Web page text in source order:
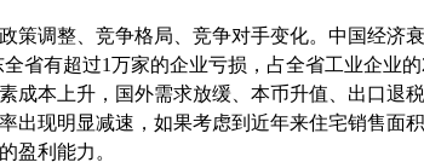
调整、竞争格局、竞争对手变化。中国经济
省有超过1万家的企业亏损，占全省工业企业
本上升，国外需求放缓、本币升值、出口退
出现明显减速，如果考虑到近年来住宅销售
盈利能力。